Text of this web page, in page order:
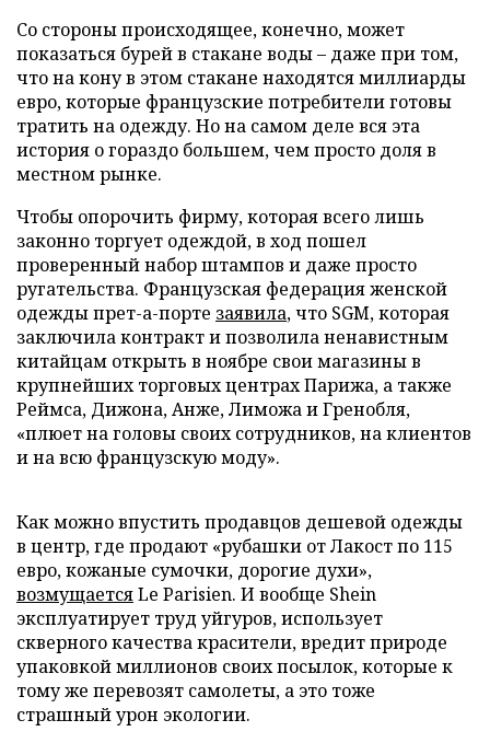
Со стороны происходящее, конечно, может
показаться бурей в стакане воды – даже при том,
что на кону в этом стакане находятся миллиарды
евро, которые французские потребители готовы
тратить на одежду. Но на самом деле вся эта
история о гораздо большем, чем просто доля в
местном рынке.
Чтобы опорочить фирму, которая всего лишь
законно торгует одеждой, в ход пошел
проверенный набор штампов и даже просто
ругательства. Французская федерация женской
одежды прет-а-порте заявила, что SGM, которая
заключила контракт и позволила ненавистным
китайцам открыть в ноябре свои магазины в
крупнейших торговых центрах Парижа, а также
Реймса, Дижона, Анже, Лиможа и Гренобля,
«плюет на головы своих сотрудников, на клиентов
и на всю французскую моду».
Как можно впустить продавцов дешевой одежды
в центр, где продают «рубашки от Лакост по 115
евро, кожаные сумочки, дорогие духи»,
возмущаетсяLe Parisien. И вообще Shein
эксплуатирует труд уйгуров, использует
скверного качества красители, вредит природе
упаковкой миллионов своих посылок, которые к
тому же перевозят самолеты, а это тоже
страшный урон экологии.